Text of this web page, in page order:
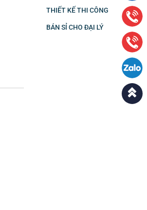
THIẾT KẾ THI CÔNG
BÁN SỈ CHO ĐẠI LÝ